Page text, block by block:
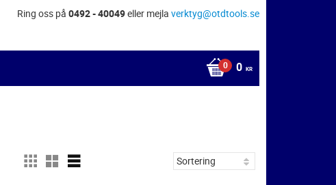
Ring oss på 0492 - 40049eller mejla verktyg@otdtools.se
0 KR